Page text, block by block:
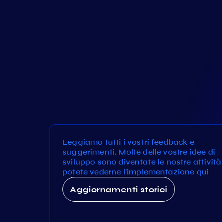
Leggiamo tutti i vostri feedback e
suggerimenti. Molte delle vostre idee di
sviluppo sono diventate le nostre
potete vederne l'implementazione qui
Aggiornamenti storici